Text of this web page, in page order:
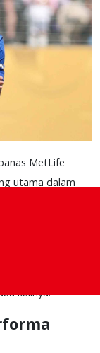
MetLife
utama dalam
kalinya.